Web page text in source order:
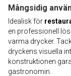
Mångsidig
Idealisk för
en professionell
varma drycker.
dryckens visuella
konstruktionen
gastronomin.